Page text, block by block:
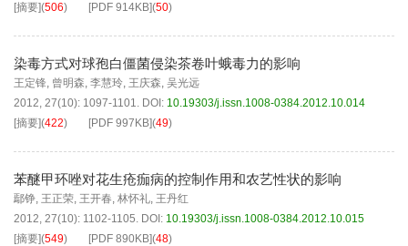
[摘要](506) [PDF 914KB](50)
染毒方式对球孢白僵菌侵染茶卷叶蛾毒力的影响
王定锋, 曾明森, 李慧玲, 王庆森, 吴光远
2012, 27(10): 1097-1101. DOI: 10.19303/j.issn.1008-0384.2012.10.014
[摘要](422) [PDF 997KB](49)
苯醚甲环唑对花生疮痂病的控制作用和农艺性状的影响
鄢铮, 王正荣, 王开春, 林怀礼, 王丹红
2012, 27(10): 1102-1105. DOI: 10.19303/j.issn.1008-0384.2012.10.015
[摘要](549) [PDF 890KB](48)